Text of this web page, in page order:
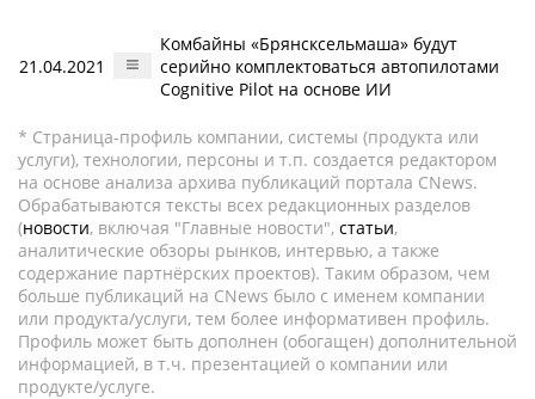
21.04.2021
Комбайны «Брянсксельмаша» будут
серийно комплектоваться автопилотами
Cognitive Pilot на основе ИИ
* Страница-профиль компании, системы (продукта или
услуги), технологии, персоны и т.п. создается редактором
на основе анализа архива публикаций портала CNews.
Обрабатываются тексты всех редакционных разделов
(новости, включая "Главные новости", статьи,
аналитические обзоры рынков, интервью, а также
содержание партнёрских проектов). Таким образом, чем
больше публикаций на CNews было с именем компании
или продукта/услуги, тем более информативен профиль.
Профиль может быть дополнен (обогащен) дополнительной
информацией, в т.ч. презентацией о компании или
продукте/услуге.